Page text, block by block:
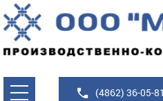
(4862) 36-05-81